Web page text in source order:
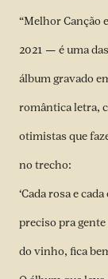
“Melhor Canção
2021 — é uma
álbum gravado
romântica letra,
otimistas que
no trecho:
‘Cada rosa e
preciso pra
do vinho, fica